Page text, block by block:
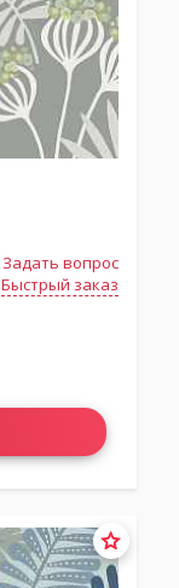
Задать вопрос
Быстрый заказ